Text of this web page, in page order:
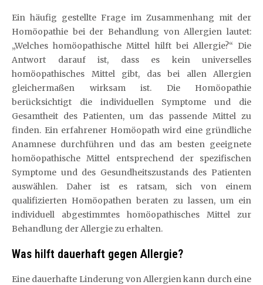
Ein häufig gestellte Frage im Zusammenhang mit der
Homöopathie bei der Behandlung von Allergien lautet:
„Welches homöopathische Mittel hilft bei Allergie?“ Die
Antwort darauf ist, dass es kein universelles
homöopathisches Mittel gibt, das bei allen Allergien
gleichermaßen wirksam ist. Die Homöopathie
berücksichtigt die individuellen Symptome und die
Gesamtheit des Patienten, um das passende Mittel zu
finden. Ein erfahrener Homöopath wird eine gründliche
Anamnese durchführen und das am besten geeignete
homöopathische Mittel entsprechend der spezifischen
Symptome und des Gesundheitszustands des Patienten
auswählen. Daher ist es ratsam, sich von einem
qualifizierten Homöopathen beraten zu lassen, um ein
individuell abgestimmtes homöopathisches Mittel zur
Behandlung der Allergie zu erhalten.
Was hilft dauerhaft gegen Allergie?
Eine dauerhafte Linderung von Allergien kann durch eine